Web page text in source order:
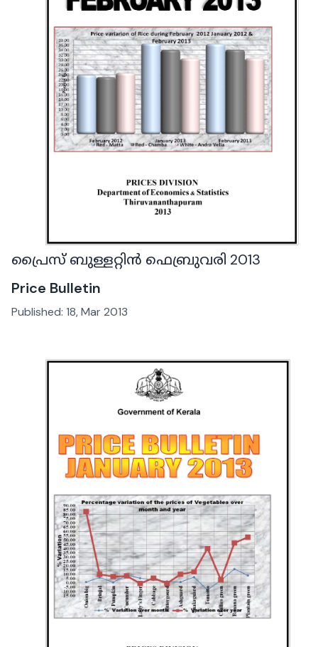
പ്രൈസ് ബുള്ളറ്റിൻ ഫെബ്രുവരി 2013
Price Bulletin
Published: 18, Mar 2013